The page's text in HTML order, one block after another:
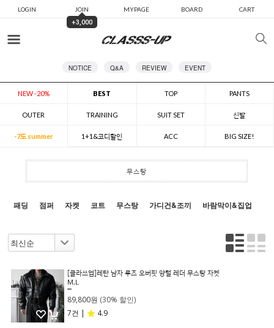
LOGIN JOIN MYPAGE BOARD CART
+3,000
NOTICE Q&A REVIEW EVENT
NEW -20% BEST TOP PANTS
OUTER TRAINING SUIT SET 신발
-7도 summer 1+1&코디할인 ACC BIG SIZE!
무스탕
패딩 점퍼 자켓 코트 무스탕 가디건&조끼 바람막이&집업
[클라쓰업]레탄 남자 루즈 오버핏 양털 레더 무스탕 자켓
M,L
89,800원 (30% 할인)
7건 |
4.9